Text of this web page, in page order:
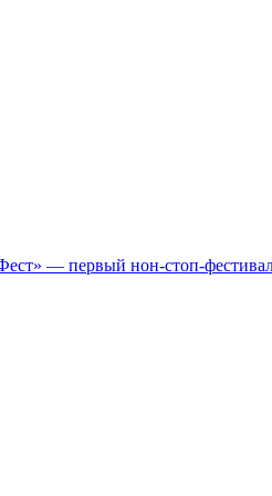
— первый нон-стоп-